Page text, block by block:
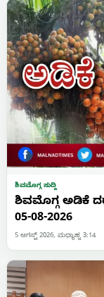
ಶಿವಮೊಗ್ಗ ಸುದ್ದಿ
ಶಿವಮೊಗ್ಗ ಅಡಿಕೆ
05-08-2026
5 ಆಗಸ್ಟ್ 2026, ಮಧ್ಯಾಹ್ನ 3:14